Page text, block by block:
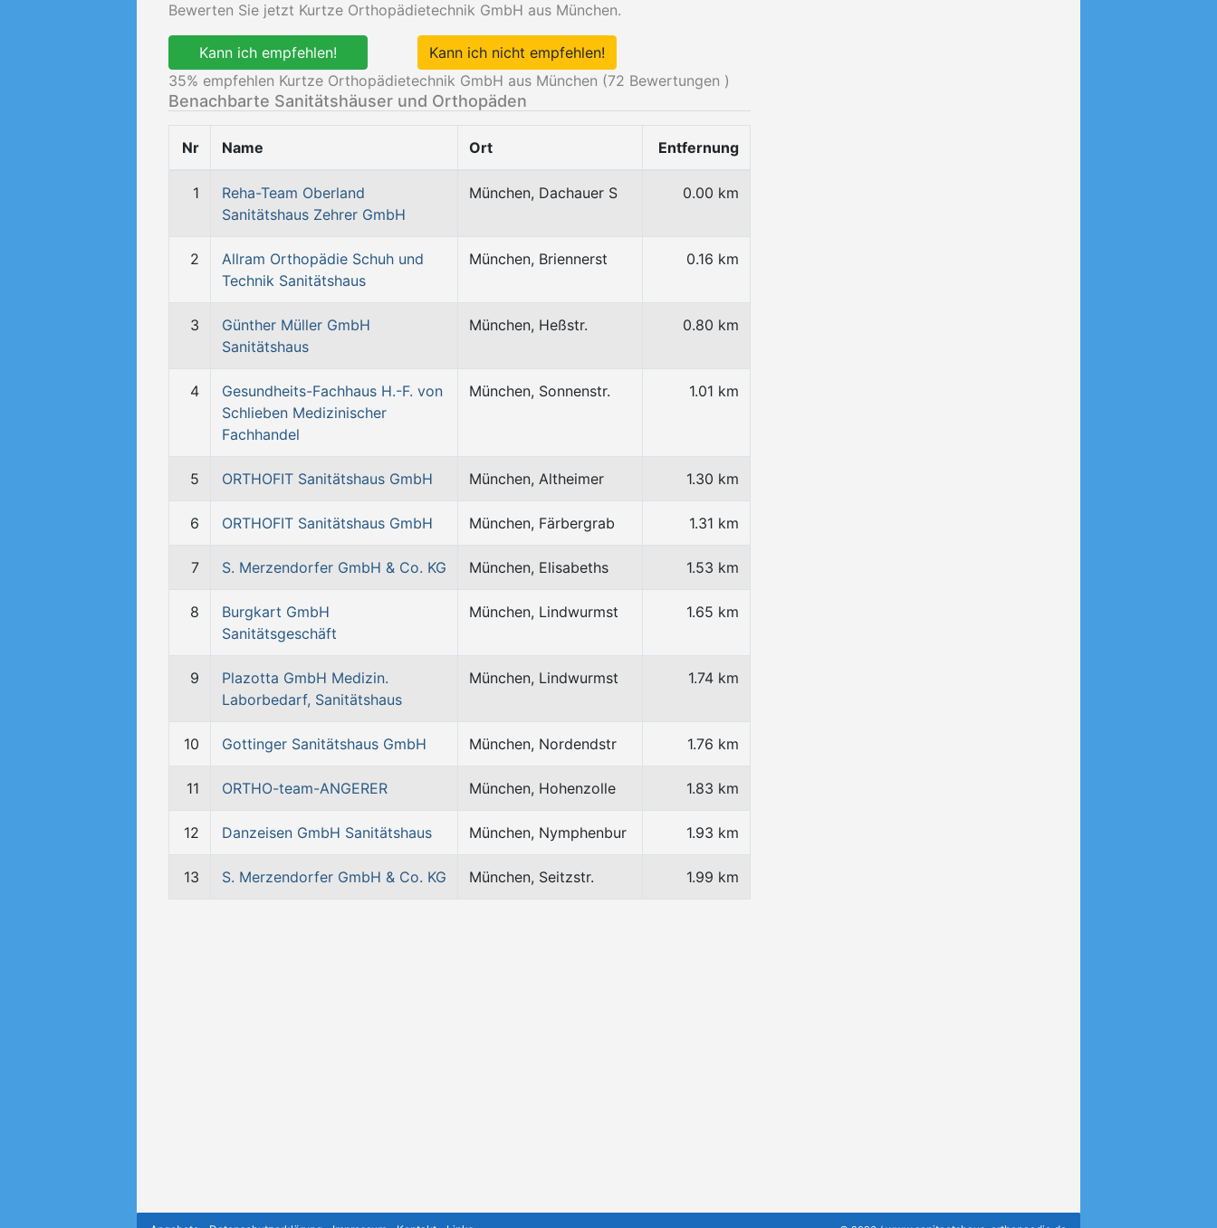
Bewerten Sie jetzt Kurtze Orthopädietechnik GmbH aus München.
Kann ich empfehlen!
Kann ich nicht empfehlen!
35% empfehlen Kurtze Orthopädietechnik GmbH aus München (72 Bewertungen )
Benachbarte Sanitätshäuser und Orthopäden
Nr Name Ort Entfernung
1
Reha-Team Oberland
Sanitätshaus Zehrer GmbH
München, Dachauer S 0.00 km
2
Allram Orthopädie Schuh und
Technik Sanitätshaus
München, Briennerst 0.16 km
3
Günther Müller GmbH
Sanitätshaus
München, Heßstr. 0.80 km
4
Gesundheits-Fachhaus H.-F. von
Schlieben Medizinischer
Fachhandel
München, Sonnenstr. 1.01 km
5 ORTHOFIT Sanitätshaus GmbH München, Altheimer 1.30 km
6 ORTHOFIT Sanitätshaus GmbH München, Färbergrab 1.31 km
7 S. Merzendorfer GmbH & Co. KG München, Elisabeths 1.53 km
8
Burgkart GmbH
Sanitätsgeschäft
München, Lindwurmst 1.65 km
9
Plazotta GmbH Medizin.
Laborbedarf, Sanitätshaus
München, Lindwurmst 1.74 km
10 Gottinger Sanitätshaus GmbH München, Nordendstr 1.76 km
11 ORTHO-team-ANGERER München, Hohenzolle 1.83 km
12 Danzeisen GmbH Sanitätshaus München, Nymphenbur 1.93 km
13 S. Merzendorfer GmbH & Co. KG München, Seitzstr. 1.99 km